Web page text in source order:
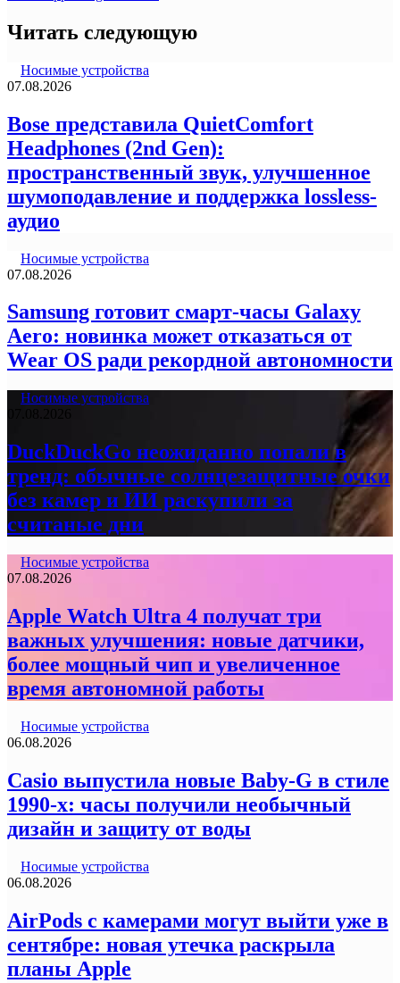
Читать следующую
Носимые устройства
07.08.2026
Bose представила QuietComfort
Headphones (2nd Gen):
пространственный звук, улучшенное
шумоподавление и поддержка lossless-
аудио
Носимые устройства
07.08.2026
Samsung готовит смарт-часы Galaxy
Aero: новинка может отказаться от
Wear OS ради рекордной автономности
Носимые устройства
DuckDuckGo неожиданно попали в
тренд: обычные солнцезащитные очки
без камер и ИИ раскупили за
считаные дни
Носимые устройства
07.08.2026
Apple Watch Ultra 4 получат три
важных улучшения: новые датчики,
более мощный чип и увеличенное
время автономной работы
Носимые устройства
06.08.2026
Casio выпустила новые Baby-G в стиле
1990-х: часы получили необычный
дизайн и защиту от воды
Носимые устройства
06.08.2026
AirPods с камерами могут выйти уже в
сентябре: новая утечка раскрыла
планы Apple